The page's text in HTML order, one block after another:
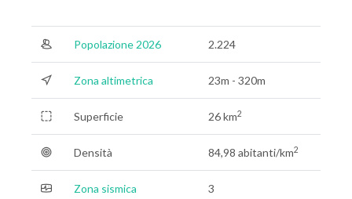
Popolazione 2026 2.224
Zona altimetrica 23m - 320m
Superficie 26 km2
Densità 84,98 abitanti/km2
Zona sismica 3